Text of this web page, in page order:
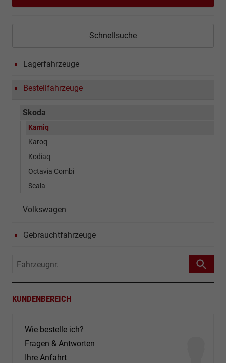
Schnellsuche
Lagerfahrzeuge
Bestellfahrzeuge
Skoda
Kamiq
Karoq
Kodiaq
Octavia Combi
Scala
Volkswagen
Gebrauchtfahrzeuge
Fahrzeugnr.
KUNDENBEREICH
Wie bestelle ich?
Fragen & Antworten
Ihre Anfahrt